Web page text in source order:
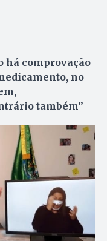
há comprovação
no
também”